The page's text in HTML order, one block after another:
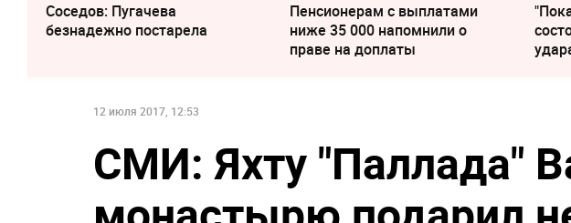
Соседов: Пугачева
безнадежно постарела
Пенсионерам с выплатами
ниже 35 000 напомнили о
праве на доплаты
12 июля 2017, 12:53
СМИ: Яхту "Паллада"